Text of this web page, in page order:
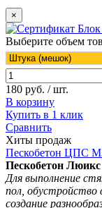
×
Выберите объем
180 руб. / шт.
В корзину
Купить в 1 клик
Сравнить
Хиты продаж
Пескобетон ЦПС
Пескобетон
Для выполнение
пол, обустройство
создание